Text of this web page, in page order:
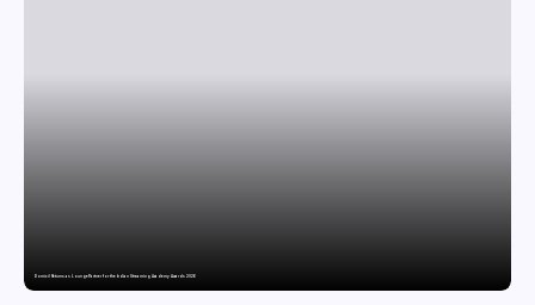
Domicil Returns as Lounge Partner for the Indian Streaming Academy Awards 2026